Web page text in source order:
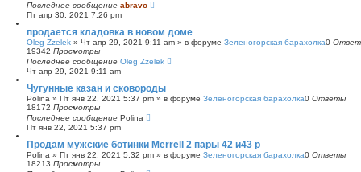
Последнее сообщение abravo
Пт апр 30, 2021 7:26 pm
продается кладовка в новом доме
Oleg Zzelek » Чт апр 29, 2021 9:11 am » в форуме Зеленогорская барахолка0
19342 Просмотры
Последнее сообщение Oleg Zzelek
Чт апр 29, 2021 9:11 am
Чугунные казан и сковороды
Polina » Пт янв 22, 2021 5:37 pm » в форуме Зеленогорская барахолка0 Ответы
18172 Просмотры
Последнее сообщение Polina
Пт янв 22, 2021 5:37 pm
Продам мужские ботинки Merrell 2 пары 42 и43 р
Polina » Пт янв 22, 2021 5:32 pm » в форуме Зеленогорская барахолка0 Ответы
18213 Просмотры